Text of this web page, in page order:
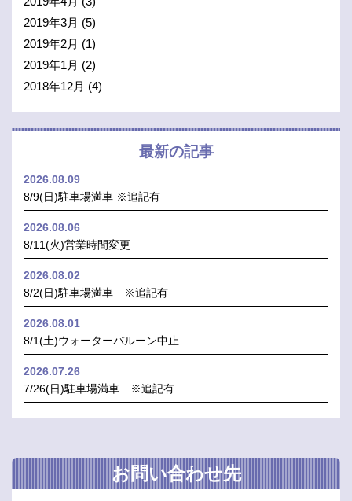
2019年3月 (5)
2019年2月 (1)
2019年1月 (2)
2018年12月 (4)
最新の記事
2026.08.09
8/9(日)駐車場満車 ※追記有
2026.08.06
8/11(火)営業時間変更
2026.08.02
8/2(日)駐車場満車 ※追記有
2026.08.01
8/1(土)ウォーターバルーン中止
2026.07.26
7/26(日)駐車場満車 ※追記有
お問い合わせ先